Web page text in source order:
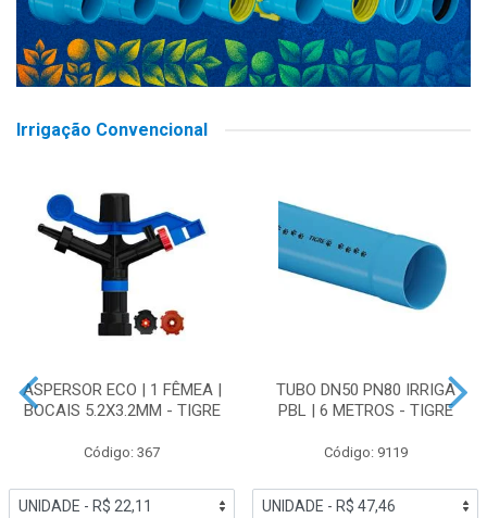
Irrigação Convencional
ASPERSOR ECO | 1 FÊMEA |
BOCAIS 5.2X3.2MM - TIGRE
Código: 367
TUBO DN50 PN80 IRRIGA
PBL | 6 METROS - TIGRE
Código: 9119